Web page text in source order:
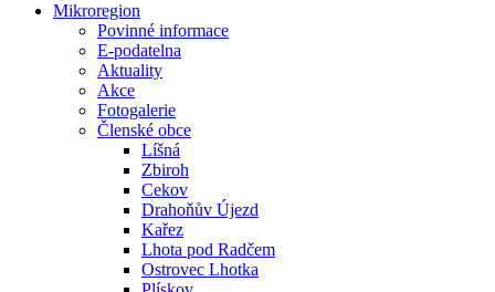
Mikroregion
Povinné informace
E-podatelna
Aktuality
Akce
Fotogalerie
Členské obce
Líšná
Zbiroh
Cekov
Drahoňův Újezd
Kařez
Lhota pod Radčem
Ostrovec Lhotka